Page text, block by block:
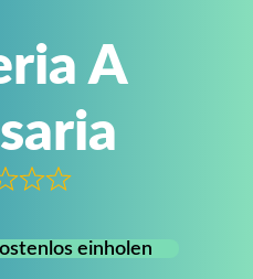
A
einholen